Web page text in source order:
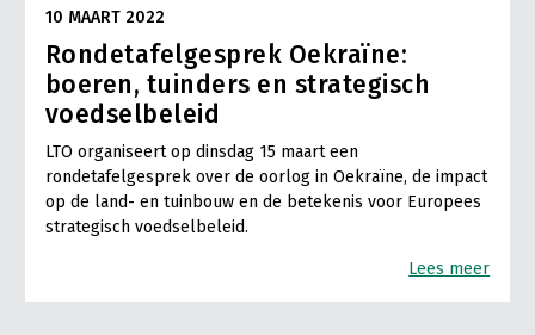
10 MAART 2022
Rondetafelgesprek Oekraïne:
boeren, tuinders en strategisch
voedselbeleid
LTO organiseert op dinsdag 15 maart een
rondetafelgesprek over de oorlog in Oekraïne, de impact
op de land- en tuinbouw en de betekenis voor Europees
strategisch voedselbeleid.
Lees meer